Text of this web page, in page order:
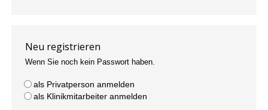
Neu registrieren
Wenn Sie noch kein Passwort haben.
als Privatperson anmelden
als Klinikmitarbeiter anmelden